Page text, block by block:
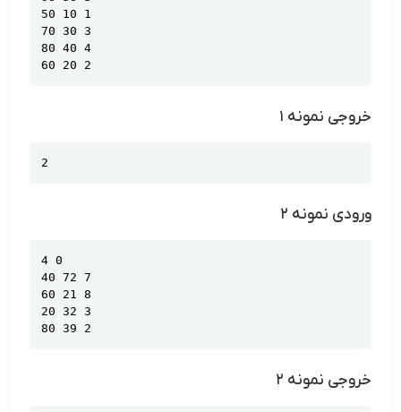
50 10 1
70 30 3
80 40 4
60 20 2
خروجی نمونه ۱
2
ورودی نمونه ۲
4 0
40 72 7
60 21 8
20 32 3
80 39 2
خروجی نمونه ۲